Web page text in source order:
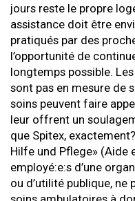
jours reste le propre
assistance doit être
pratiqués par des
l’opportunité de
longtemps possible.
sont pas en mesure de
soins peuvent faire
leur offrent un
que Spitex,
Hilfe und Pflege» (Aide
employé:e:s d’une
ou d’utilité publique,